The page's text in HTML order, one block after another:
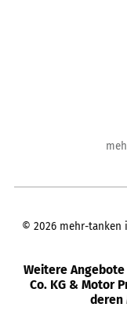
© 2026 mehr-tanken
Weitere
Co. KG & Motor
deren